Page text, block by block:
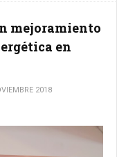
mejoramiento
en
2018